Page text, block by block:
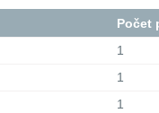
Počet
1
1
1